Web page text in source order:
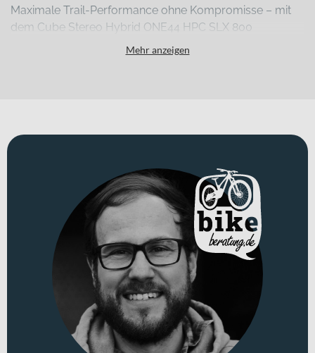
Maximale Trail-Performance ohne Kompromisse – mit
dem Cube Stereo Hybrid ONE44 HPC SLX 800
Steile Anstiege, lange Abfahrten und technische Passagen verlangen
Touren im bergigen Gelände.
Dieses E-Mountainbike richtet sich an trail-orientierte Fahrende
mit hohem Anspruch an Performance und Vielseitigkeit. Ob
technisch anspruchsvolle Abfahrten, wurzelige Singletrails oder
lange Allround-Touren – das Bike bleibt berechenbar und kraftvoll.
Mit Laufrädern in 27,5 und 29 Zoll profitierst du von einer
ausgewogenen Kombination aus Agilität und Laufruhe, abgestimmt
auf unterschiedliche Vorlieben im Gelände. Erhältlich ist das
Modell in „slabgrey´n´orange“, „nebula´n´white“ und „shiftblush´n
Technisches Konzept und Systemintegration
Mehr anzeigen